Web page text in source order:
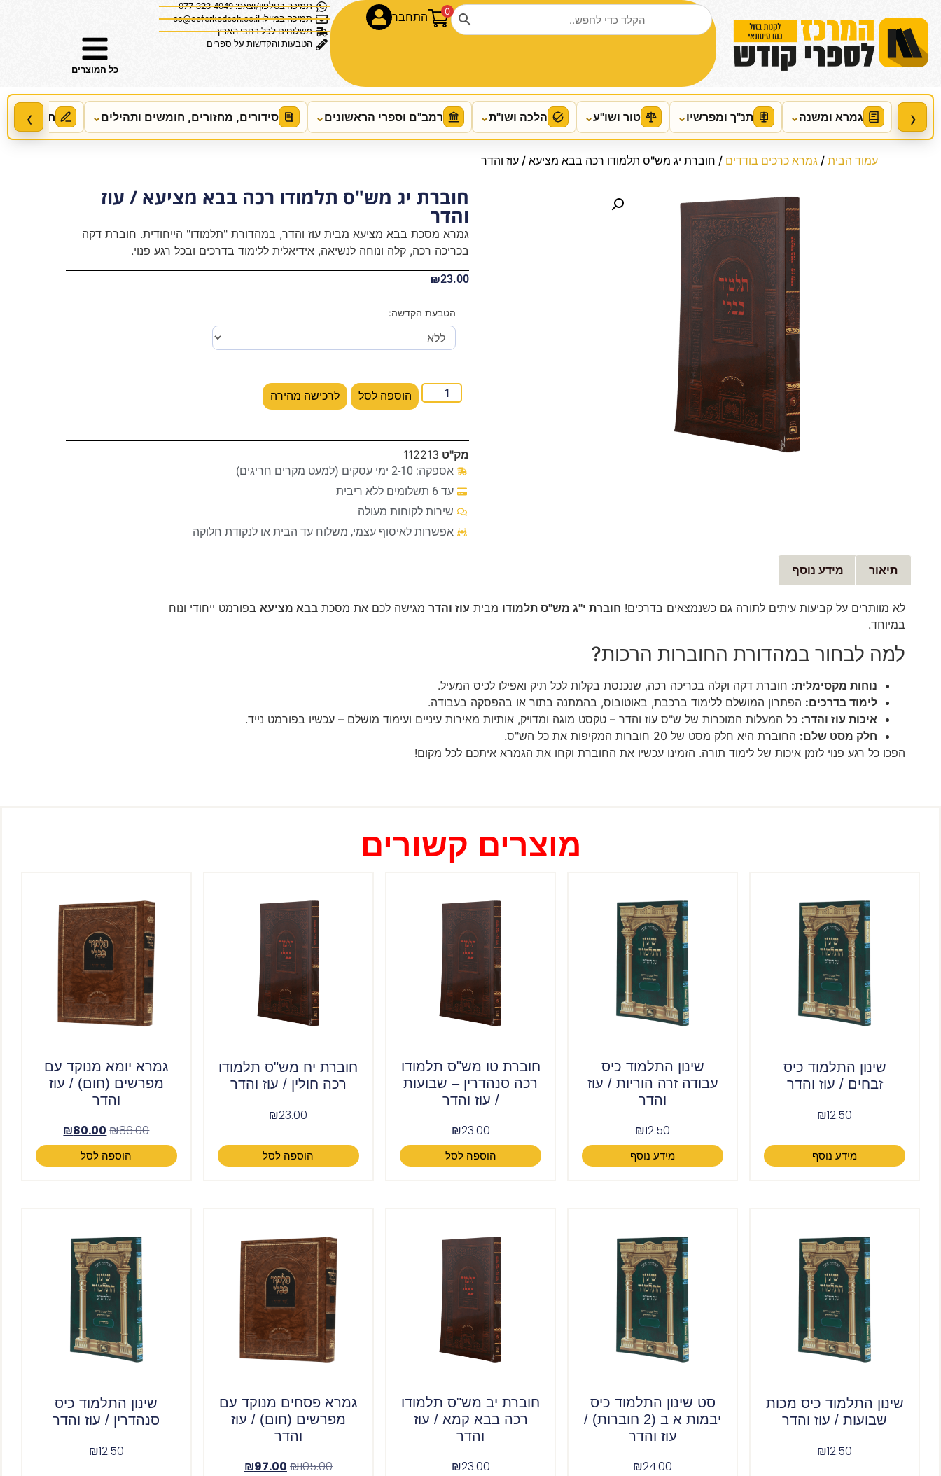
0 התחבר
תמיכה בטלפון/וצאפ: 077-323-4049
תמיכה במייל:cs@seferkodesh.co.il
משלוחים לכל רחבי הארץ
הטבעות והקדשות על ספרים
כל המוצרים
‹ גמרא ומשנה⌄ תנ"ך ומפרשיו⌄ טור ושו"ע⌄ הלכה ושו"ת⌄ רמב"ם וספרי הראשונים⌄ סידורים, מחזורים, חומשים ותהילים⌄ חידושים, ›
עמוד הבית /גמרא כרכים בודדים / חוברת יג מש"ס תלמודו רכה בבא מציעא / עוז והדר
חוברת יג מש"ס תלמודו רכה בבא מציעא / עוז
והדר
גמרא מסכת בבא מציעא מבית עוז והדר, במהדורת "תלמודו" הייחודית. חוברת דקה
בכריכה רכה, קלה ונוחה לנשיאה, אידיאלית ללימוד בדרכים ובכל רגע פנוי.
₪23.00
הטבעת הקדשה:
הוספה לסל לרכישה מהירה
מק"ט 112213
אספקה: 2-10 ימי עסקים (למעט מקרים חריגים)
עד 6 תשלומים ללא ריבית
שירות לקוחות מעולה
אפשרות לאיסוף עצמי, משלוח עד הבית או לנקודת חלוקה
תיאור מידע נוסף
לא מוותרים על קביעות עיתים לתורה גם כשנמצאים בדרכים! חוברת י"ג מש"ס תלמודו מבית עוז והדר מגישה לכם את מסכת בבא מציעא בפורמט ייחודי ונוח
במיוחד.
למה לבחור במהדורת החוברות הרכות?
נוחות מקסימלית: חוברת דקה וקלה בכריכה רכה, שנכנסת בקלות לכל תיק ואפילו לכיס המעיל.
לימוד בדרכים: הפתרון המושלם ללימוד ברכבת, באוטובוס, בהמתנה בתור או בהפסקה בעבודה.
איכות עוז והדר: כל המעלות המוכרות של ש"ס עוז והדר – טקסט מוגה ומדויק, אותיות מאירות עיניים ועימוד מושלם – עכשיו בפורמט נייד.
חלק מסט שלם: החוברת היא חלק מסט של 20 חוברות המקיפות את כל הש"ס.
הפכו כל רגע פנוי לזמן איכות של לימוד תורה. הזמינו עכשיו את החוברת וקחו את הגמרא איתכם לכל מקום!
מוצרים קשורים
שינון התלמוד כיס
זבחים / עוז והדר
₪12.50
מידע נוסף
שינון התלמוד כיס
עבודה זרה הוריות / עוז
והדר
₪12.50
מידע נוסף
חוברת טו מש"ס תלמודו
רכה סנהדרין – שבועות
/ עוז והדר
₪23.00
הוספה לסל
חוברת יח מש"ס תלמודו
רכה חולין / עוז והדר
₪23.00
הוספה לסל
גמרא יומא מנוקד עם
מפרשים (חום) / עוז
והדר
₪86.00
₪80.00
הוספה לסל
שינון התלמוד כיס מכות
שבועות / עוז והדר
₪12.50
סט שינון התלמוד כיס
יבמות א ב (2 חוברות) /
עוז והדר
₪24.00
חוברת יב מש"ס תלמודו
רכה בבא קמא / עוז
והדר
₪23.00
גמרא פסחים מנוקד עם
מפרשים (חום) / עוז
והדר
₪105.00
₪97.00
שינון התלמוד כיס
סנהדרין / עוז והדר
₪12.50